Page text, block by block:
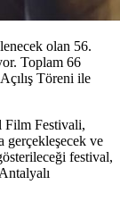
olan 56.
Toplam 66
Töreni ile
Film Festivali,
gerçekleşecek ve
festival,